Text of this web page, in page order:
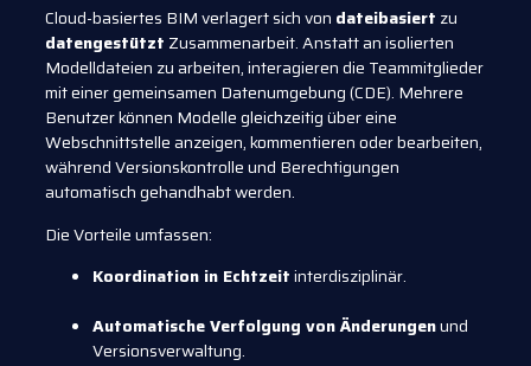
Cloud-basiertes BIM verlagert sich von dateibasiert zu
datengestützt Zusammenarbeit. Anstatt an isolierten
Modelldateien zu arbeiten, interagieren die Teammitglieder
mit einer gemeinsamen Datenumgebung (CDE). Mehrere
Benutzer können Modelle gleichzeitig über eine
Webschnittstelle anzeigen, kommentieren oder bearbeiten,
während Versionskontrolle und Berechtigungen
automatisch gehandhabt werden.
Die Vorteile umfassen:
Koordination in Echtzeitinterdisziplinär.
Automatische Verfolgung von Änderungenund
Versionsverwaltung.